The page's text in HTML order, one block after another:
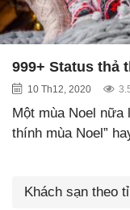
999+ Status thả
10 Th12, 2020
Một mùa Noel nữa
thính mùa Noel”
Khách sạn theo